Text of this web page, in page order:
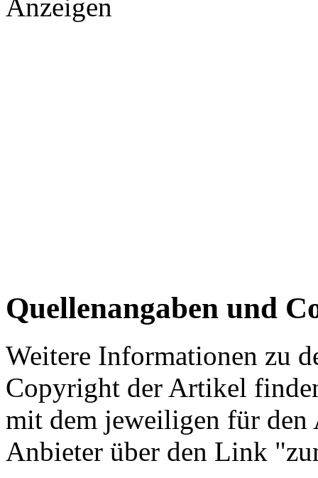
Anzeigen
Quellenangaben und
Weitere Informationen zu
Copyright der Artikel
mit dem jeweiligen für
Anbieter über den Link